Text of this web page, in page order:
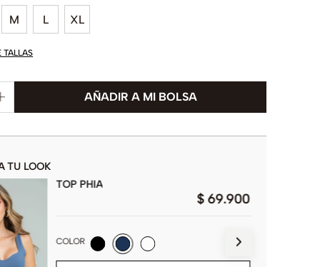
M L XL
TALLAS
TU LOOK
TOP PHIA
$ 69.900
COLOR